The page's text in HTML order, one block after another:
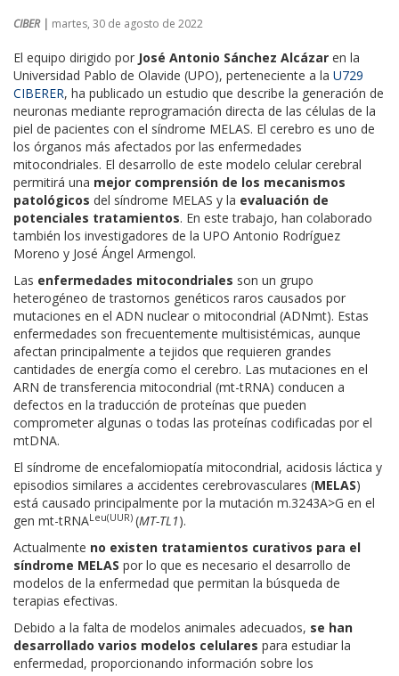
CIBER | martes, 30 de agosto de 2022
El equipo dirigido por José Antonio Sánchez Alcázar en la
Universidad Pablo de Olavide (UPO), perteneciente a la U729
CIBERER, ha publicado un estudio que describe la generación de
neuronas mediante reprogramación directa de las células de la
piel de pacientes con el síndrome MELAS. El cerebro es uno de
los órganos más afectados por las enfermedades
mitocondriales. El desarrollo de este modelo celular cerebral
permitirá una mejor comprensión de los mecanismos
patológicos del síndrome MELAS y la evaluación de
potenciales tratamientos. En este trabajo, han colaborado
también los investigadores de la UPO Antonio Rodríguez
Moreno y José Ángel Armengol.
Las enfermedades mitocondriales son un grupo
heterogéneo de trastornos genéticos raros causados ​​por
mutaciones en el ADN nuclear o mitocondrial (ADNmt). Estas
enfermedades son frecuentemente multisistémicas, aunque
afectan principalmente a tejidos que requieren grandes
cantidades de energía como el cerebro. Las mutaciones en el
ARN de transferencia mitocondrial (mt-tRNA) conducen a
defectos en la traducción de proteínas que pueden
comprometer algunas o todas las proteínas codificadas por el
mtDNA.
El síndrome de encefalomiopatía mitocondrial, acidosis láctica y
episodios similares a accidentes cerebrovasculares (MELAS)
está causado principalmente por la mutación m.3243A>G en el
gen mt-tRNALeu(UUR) (MT-TL1).
Actualmente no existen tratamientos curativos para el
síndrome MELAS por lo que es necesario el desarrollo de
modelos de la enfermedad que permitan la búsqueda de
terapias efectivas.
Debido a la falta de modelos animales adecuados, se han
desarrollado varios modelos celulares para estudiar la
enfermedad, proporcionando información sobre los